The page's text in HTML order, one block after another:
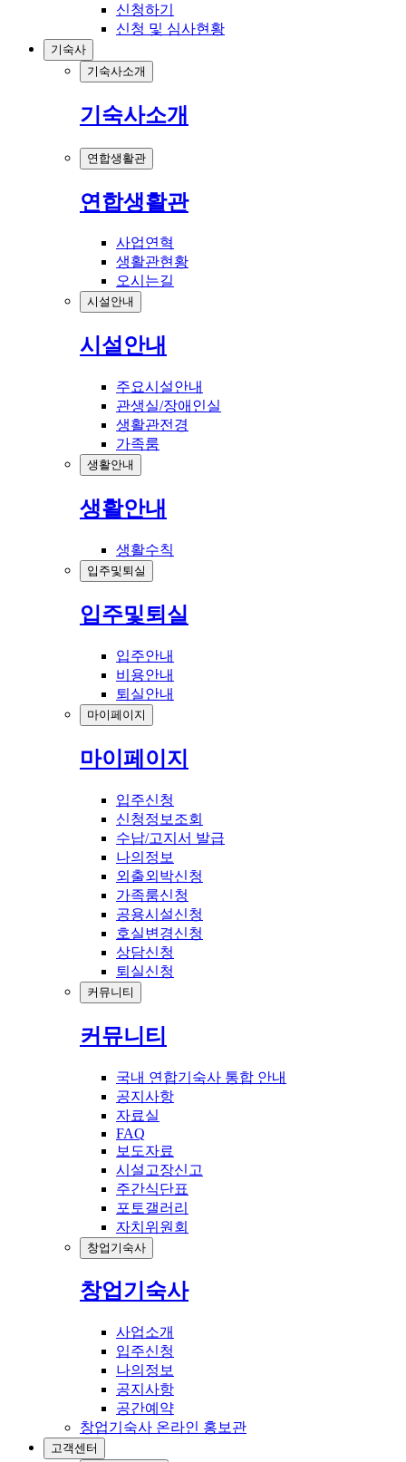
신청하기
신청 및 심사현황
기숙사
기숙사소개
기숙사소개
연합생활관
연합생활관
사업연혁
생활관현황
오시는길
시설안내
시설안내
주요시설안내
관생실/장애인실
생활관전경
가족룸
생활안내
생활안내
생활수칙
입주및퇴실
입주및퇴실
입주안내
비용안내
퇴실안내
마이페이지
마이페이지
입주신청
신청정보조회
수납/고지서 발급
나의정보
외출외박신청
가족룸신청
공용시설신청
호실변경신청
상담신청
퇴실신청
커뮤니티
커뮤니티
국내 연합기숙사 통합 안내
공지사항
자료실
FAQ
보도자료
시설고장신고
주간식단표
포토갤러리
자치위원회
창업기숙사
창업기숙사
사업소개
입주신청
나의정보
공지사항
공간예약
창업기숙사 온라인 홍보관
고객센터